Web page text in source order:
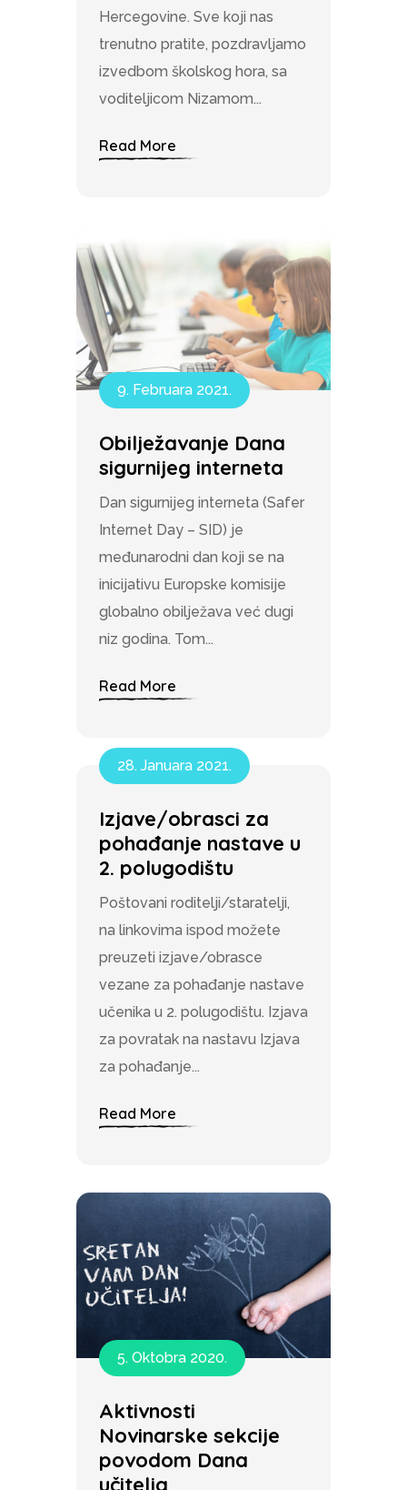
Hercegovine. Sve koji nas
trenutno pratite, pozdravljamo
izvedbom školskog hora, sa
voditeljicom Nizamom...
Read More
9. Februara 2021.
Obilježavanje Dana
sigurnijeg interneta
Dan sigurnijeg interneta (Safer
Internet Day – SID) je
međunarodni dan koji se na
inicijativu Europske komisije
globalno obilježava već dugi
niz godina. Tom...
Read More
28. Januara 2021.
Izjave/obrasci za
pohađanje nastave u
2. polugodištu
Poštovani roditelji/staratelji,
na linkovima ispod možete
preuzeti izjave/obrasce
vezane za pohađanje nastave
učenika u 2. polugodištu. Izjava
za povratak na nastavu Izjava
za pohađanje...
Read More
5. Oktobra 2020.
Aktivnosti
Novinarske sekcije
povodom Dana
učitelja